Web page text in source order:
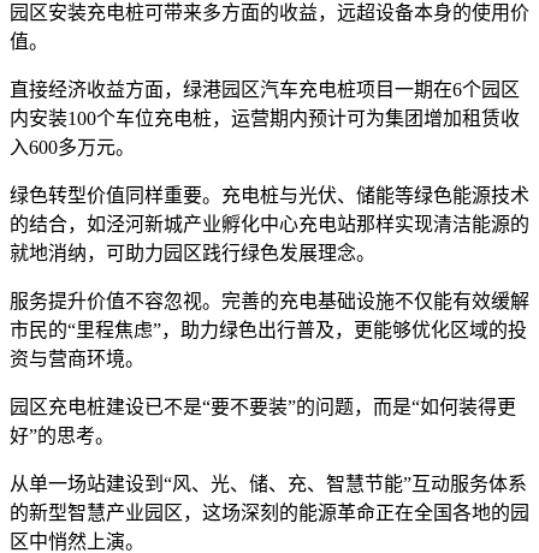
园区安装充电桩可带来多方面的收益，远超设备本身的使用价
值。
直接经济收益方面，绿港园区汽车充电桩项目一期在6个园区
内安装100个车位充电桩，运营期内预计可为集团增加租赁收
入600多万元。
绿色转型价值同样重要。充电桩与光伏、储能等绿色能源技术
的结合，如泾河新城产业孵化中心充电站那样实现清洁能源的
就地消纳，可助力园区践行绿色发展理念。
服务提升价值不容忽视。完善的充电基础设施不仅能有效缓解
市民的“里程焦虑”，助力绿色出行普及，更能够优化区域的投
资与营商环境。
园区充电桩建设已不是“要不要装”的问题，而是“如何装得更
好”的思考。
从单一场站建设到“风、光、储、充、智慧节能”互动服务体系
的新型智慧产业园区，这场深刻的能源革命正在全国各地的园
区中悄然上演。